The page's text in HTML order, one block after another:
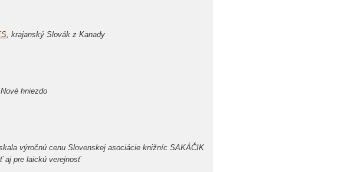
, krajanský Slovák z Kanady
hniezdo
výročnú cenu Slovenskej asociácie knižníc SAKÁČIK
aj pre laickú verejnosť